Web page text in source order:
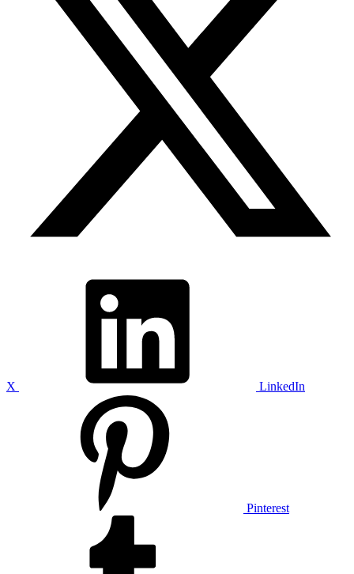
X LinkedIn
Pinterest